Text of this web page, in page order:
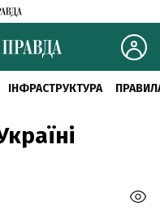
ІНФРАСТРУКТУРА